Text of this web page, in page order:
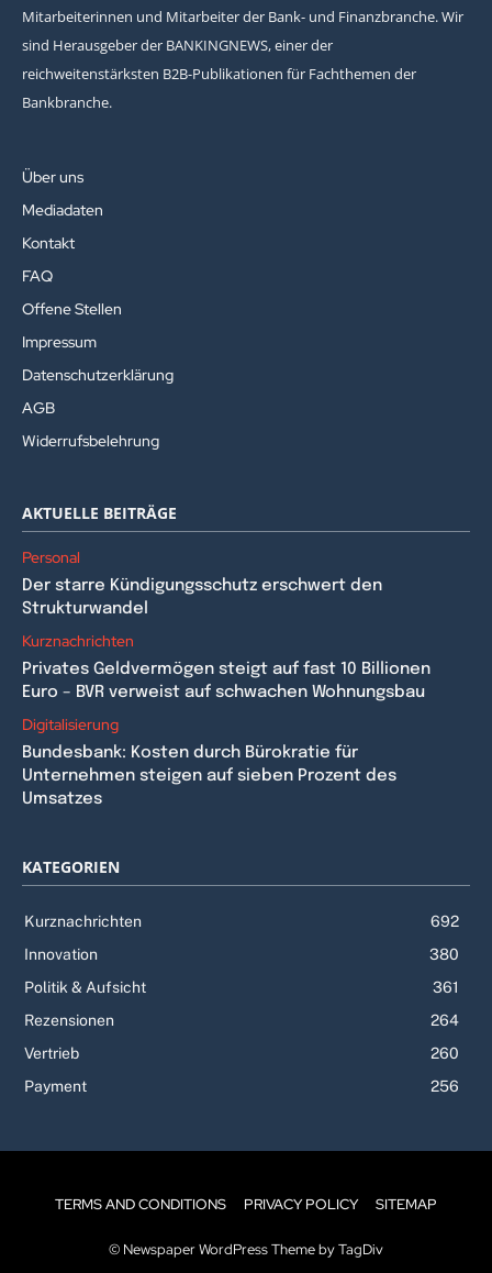
Mitarbeiterinnen und Mitarbeiter der Bank- und Finanzbranche. Wir
sind Herausgeber der BANKINGNEWS, einer der
reichweitenstärksten B2B-Publikationen für Fachthemen der
Bankbranche.
Über uns
Mediadaten
Kontakt
FAQ
Offene Stellen
Impressum
Datenschutzerklärung
AGB
Widerrufsbelehrung
AKTUELLE BEITRÄGE
Personal
Der starre Kündigungsschutz erschwert den
Strukturwandel
Kurznachrichten
Privates Geldvermögen steigt auf fast 10 Billionen
Euro – BVR verweist auf schwachen Wohnungsbau
Digitalisierung
Bundesbank: Kosten durch Bürokratie für
Unternehmen steigen auf sieben Prozent des
Umsatzes
KATEGORIEN
Kurznachrichten
692
Innovation
380
Politik & Aufsicht
361
Rezensionen
264
Vertrieb
260
Payment
256
TERMS AND CONDITIONS PRIVACY POLICY SITEMAP
© Newspaper WordPress Theme by TagDiv